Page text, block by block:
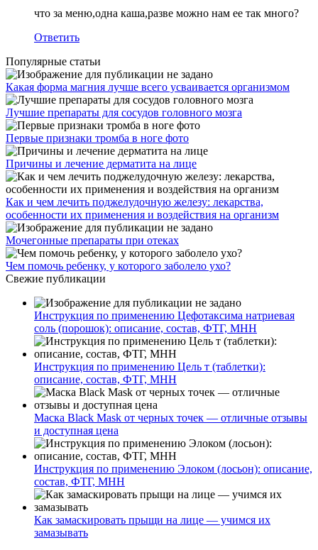
что за меню,одна каша,разве можно нам ее так много?
Ответить
Популярные статьи
Какая форма магния лучше всего усваивается организмом
Лучшие препараты для сосудов головного мозга
Первые признаки тромба в ноге фото
Причины и лечение дерматита на лице
Как и чем лечить поджелудочную железу: лекарства,
особенности их применения и воздействия на организм
Мочегонные препараты при отеках
Чем помочь ребенку, у которого заболело ухо?
Свежие публикации
Инструкция по применению Цефотаксима натриевая
соль (порошок): описание, состав, ФТГ, МНН
Инструкция по применению Цель т (таблетки):
описание, состав, ФТГ, МНН
Маска Black Mask от черных точек — отличные отзывы
и доступная цена
Инструкция по применению Элоком (лосьон): описание,
состав, ФТГ, МНН
Как замаскировать прыщи на лице — учимся их
замазывать